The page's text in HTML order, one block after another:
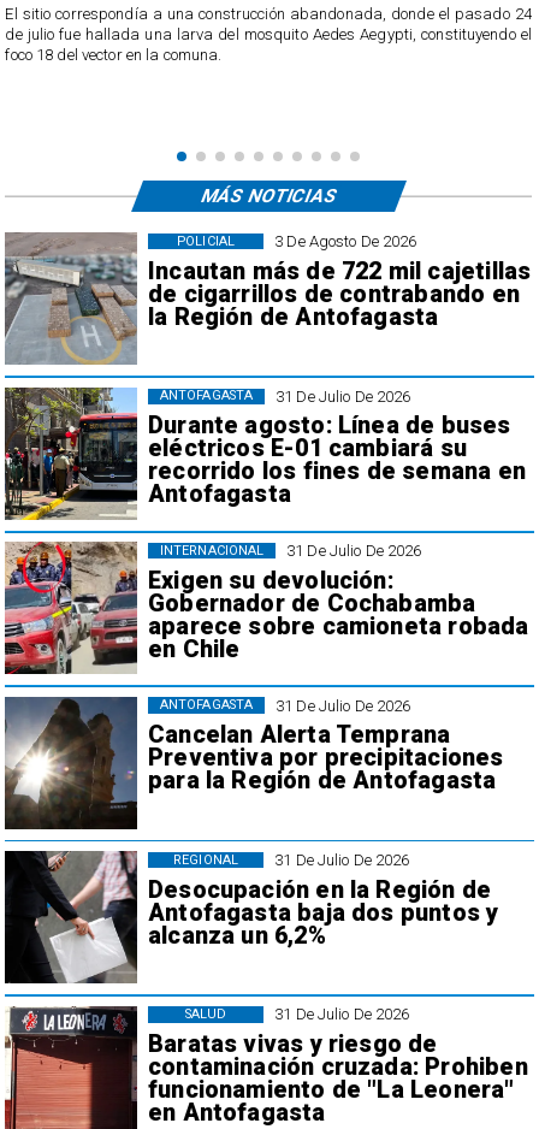
El sitio correspondía a una construcción abandonada, donde el pasado 24
de julio fue hallada una larva del mosquito Aedes Aegypti, constituyendo el
foco 18 del vector en la comuna.
3 De Agosto De 2026
Incautan más de 722 mil cajetillas
de cigarrillos de contrabando en
la Región de Antofagasta
POLICIAL
31 De Julio De 2026
Durante agosto: Línea de buses
eléctricos E-01 cambiará su
recorrido los fines de semana en
Antofagasta
ANTOFAGASTA
31 De Julio De 2026
Exigen su devolución:
Gobernador de Cochabamba
aparece sobre camioneta robada
en Chile
INTERNACIONAL
31 De Julio De 2026
Cancelan Alerta Temprana
Preventiva por precipitaciones
para la Región de Antofagasta
ANTOFAGASTA
31 De Julio De 2026
Desocupación en la Región de
Antofagasta baja dos puntos y
alcanza un 6,2%
REGIONAL
31 De Julio De 2026
Baratas vivas y riesgo de
contaminación cruzada: Prohiben
funcionamiento de "La Leonera"
en Antofagasta
SALUD
MÁS NOTICIAS